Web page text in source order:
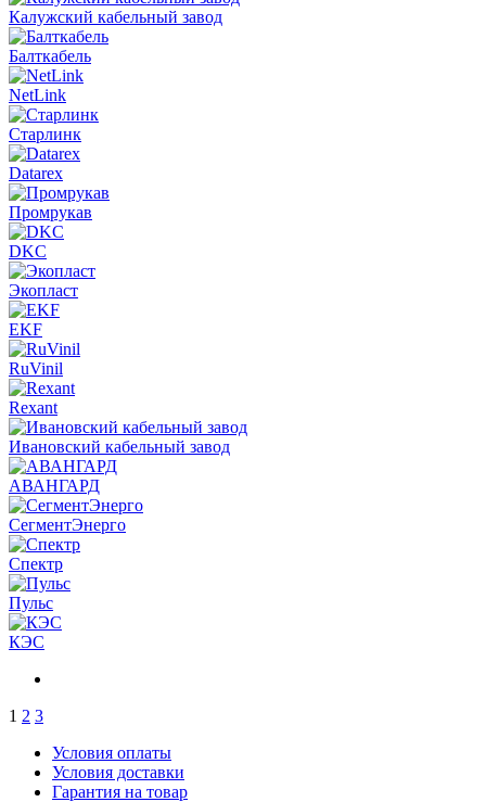
Калужский кабельный завод
Балткабель
NetLink
Старлинк
Datarex
Промрукав
DKC
Экопласт
EKF
RuVinil
Rexant
Ивановский кабельный завод
АВАНГАРД
СегментЭнерго
Спектр
Пульс
КЭС
1 2 3
Условия оплаты
Условия доставки
Гарантия на товар